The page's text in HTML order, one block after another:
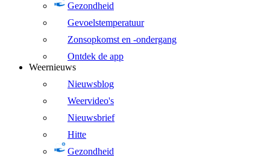
Gezondheid
Gevoelstemperatuur
Zonsopkomst en -ondergang
Ontdek de app
Weernieuws
Nieuwsblog
Weervideo's
Nieuwsbrief
Hitte
Gezondheid